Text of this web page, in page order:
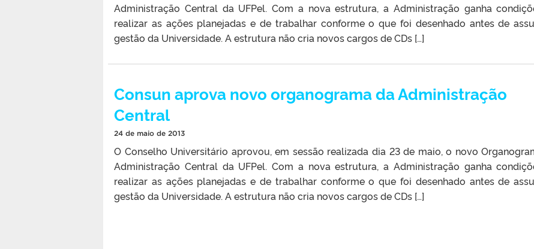
Administração Central da UFPel. Com a nova estrutura, a Administração ganha
realizar as ações planejadas e de trabalhar conforme o que foi desenhado antes de
gestão da Universidade. A estrutura não cria novos cargos de CDs […]
Consun aprova novo organograma da Administração
Central
24 de maio de 2013
O Conselho Universitário aprovou, em sessão realizada dia 23 de maio, o novo
Administração Central da UFPel. Com a nova estrutura, a Administração ganha
realizar as ações planejadas e de trabalhar conforme o que foi desenhado antes de
gestão da Universidade. A estrutura não cria novos cargos de CDs […]